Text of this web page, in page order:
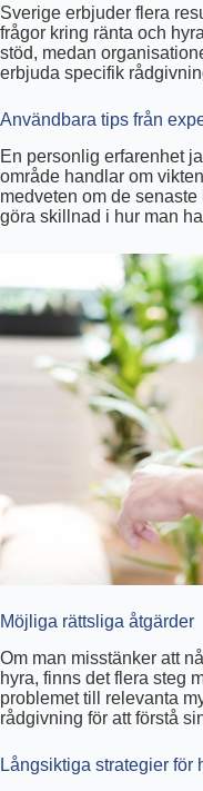
Sverige erbjuder flera
frågor kring ränta och
stöd, medan
erbjuda specifik
Användbara tips från
En personlig erfarenhet
område handlar om
medveten om de
göra skillnad i hur man
Möjliga rättsliga åtgärder
Om man misstänker att
hyra, finns det flera steg
problemet till relevanta
rådgivning för att förstå
Långsiktiga strategier för